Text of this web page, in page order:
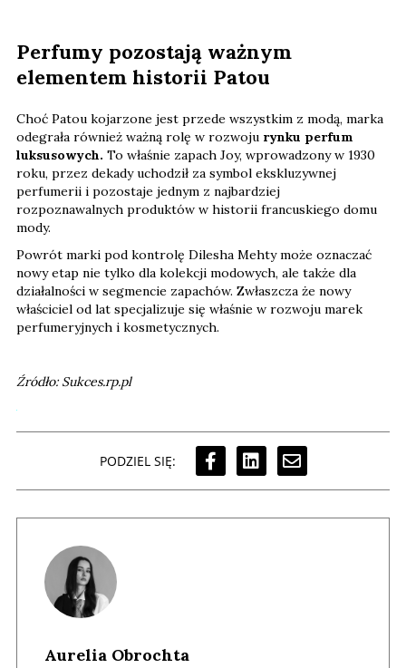
Perfumy pozostają ważnym
elementem historii Patou
Choć Patou kojarzone jest przede wszystkim z modą, marka
odegrała również ważną rolę w rozwoju rynku perfum
luksusowych. To właśnie zapach Joy, wprowadzony w 1930
roku, przez dekady uchodził za symbol ekskluzywnej
perfumerii i pozostaje jednym z najbardziej
rozpoznawalnych produktów w historii francuskiego domu
mody.
Powrót marki pod kontrolę Dilesha Mehty może oznaczać
nowy etap nie tylko dla kolekcji modowych, ale także dla
działalności w segmencie zapachów. Zwłaszcza że nowy
właściciel od lat specjalizuje się właśnie w rozwoju marek
perfumeryjnych i kosmetycznych.
Źródło: Sukces.rp.pl
PODZIEL SIĘ:
Aurelia Obrochta